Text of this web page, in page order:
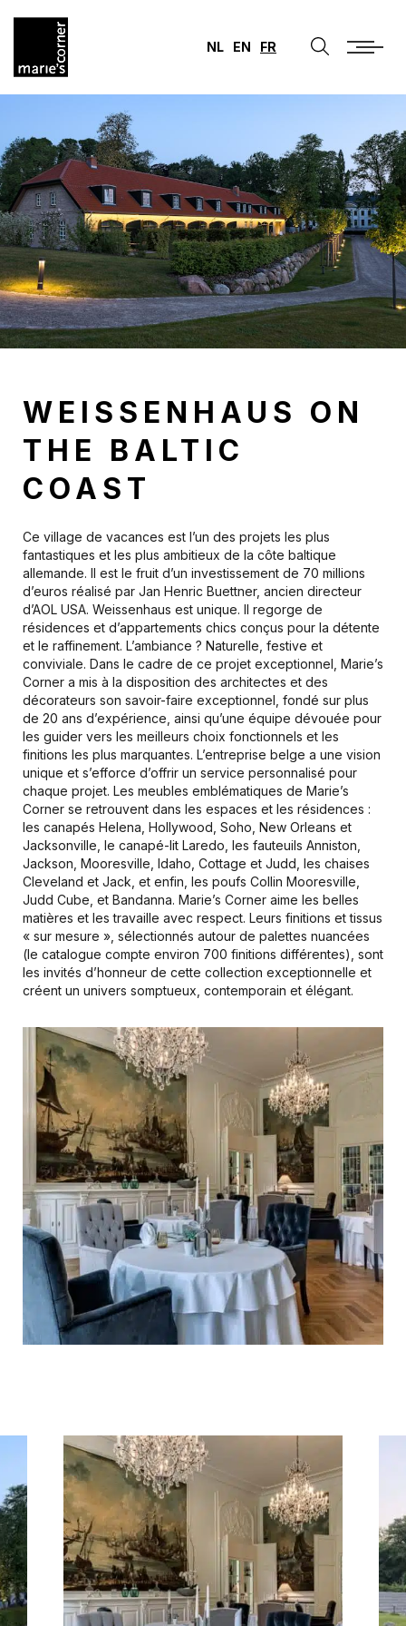
NL EN FR
WEISSENHAUS ON
THE BALTIC
COAST
Ce village de vacances est l’un des projets les plus
fantastiques et les plus ambitieux de la côte baltique
allemande. Il est le fruit d’un investissement de 70 millions
d’euros réalisé par Jan Henric Buettner, ancien directeur
d’AOL USA. Weissenhaus est unique. Il regorge de
résidences et d’appartements chics conçus pour la détente
et le raffinement. L’ambiance ? Naturelle, festive et
conviviale. Dans le cadre de ce projet exceptionnel, Marie’s
Corner a mis à la disposition des architectes et des
décorateurs son savoir-faire exceptionnel, fondé sur plus
de 20 ans d’expérience, ainsi qu’une équipe dévouée pour
les guider vers les meilleurs choix fonctionnels et les
finitions les plus marquantes. L’entreprise belge a une vision
unique et s’efforce d’offrir un service personnalisé pour
chaque projet. Les meubles emblématiques de Marie’s
Corner se retrouvent dans les espaces et les résidences :
les canapés Helena, Hollywood, Soho, New Orleans et
Jacksonville, le canapé-lit Laredo, les fauteuils Anniston,
Jackson, Mooresville, Idaho, Cottage et Judd, les chaises
Cleveland et Jack, et enfin, les poufs Collin Mooresville,
Judd Cube, et Bandanna. Marie’s Corner aime les belles
matières et les travaille avec respect. Leurs finitions et tissus
« sur mesure », sélectionnés autour de palettes nuancées
(le catalogue compte environ 700 finitions différentes), sont
les invités d’honneur de cette collection exceptionnelle et
créent un univers somptueux, contemporain et élégant.